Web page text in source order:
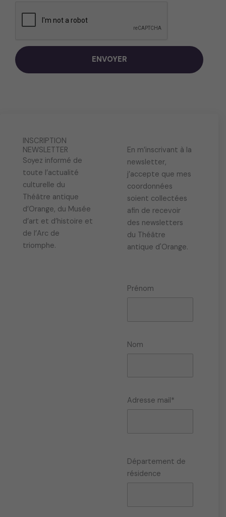
ENVOYER
INSCRIPTION
NEWSLETTER
Soyez informé de
toute l’actualité
culturelle du
Théâtre antique
d’Orange, du Musée
d’art et d’histoire et
de l’Arc de
triomphe.
En m’inscrivant à la
newsletter,
j’accepte que mes
coordonnées
soient collectées
afin de recevoir
des newsletters
du Théâtre
antique d'Orange.
Prénom
Nom
Adresse mail*
Département de
résidence